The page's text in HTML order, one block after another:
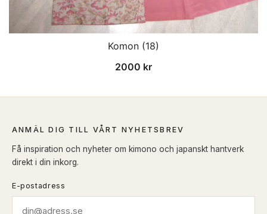
Komon (18)
2000 kr
ANMÄL DIG TILL VÅRT NYHETSBREV
Få inspiration och nyheter om kimono och japanskt hantverk
direkt i din inkorg.
E-postadress